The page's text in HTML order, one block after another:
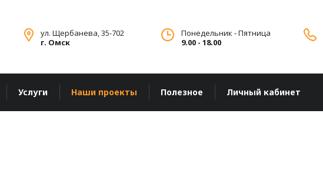
Понедельник - Пятница
9.00 - 18.00
ул. Щербанева, 35-702
г. Омск
Услуги Наши проекты Полезное Личный кабинет